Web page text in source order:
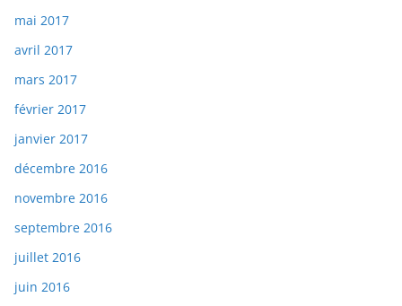
mai 2017
avril 2017
mars 2017
février 2017
janvier 2017
décembre 2016
novembre 2016
septembre 2016
juillet 2016
juin 2016